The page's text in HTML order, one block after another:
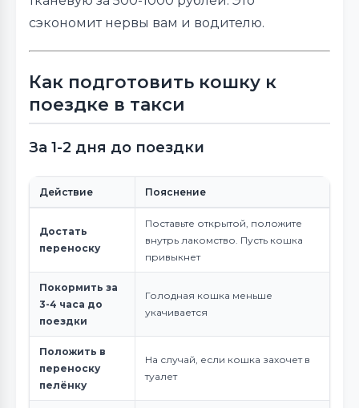
сэкономит нервы вам и водителю.
Как подготовить кошку к
поездке в такси
За 1-2 дня до поездки
Действие Пояснение
Достать
переноску
Поставьте открытой, положите
внутрь лакомство. Пусть кошка
привыкнет
Покормить за
3-4 часа до
поездки
Голодная кошка меньше
укачивается
Положить в
переноску
пелёнку
На случай, если кошка захочет в
туалет